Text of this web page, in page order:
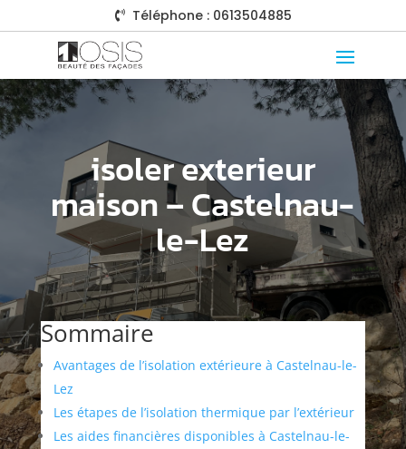
 Téléphone : 0613504885
isoler exterieur
maison – Castelnau-
le-Lez
Sommaire
Avantages de l’isolation extérieure à Castelnau-le-
Lez
Les étapes de l’isolation thermique par l’extérieur
Les aides financières disponibles à Castelnau-le-